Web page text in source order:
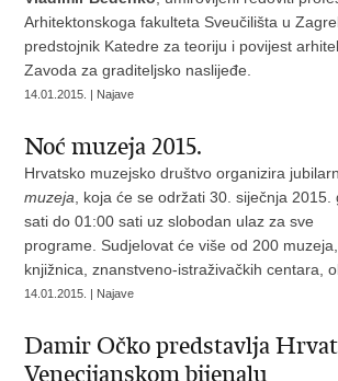
Arhitektonskoga fakulteta Sveučilišta u
predstojnik Katedre za teoriju i povijest
Zavoda za graditeljsko naslijeđe.
14.01.2015. | Najave
Noć muzeja 2015.
Hrvatsko muzejsko društvo organizira
muzeja , koja će se održati 30. siječnja
sati do 01:00 sati uz slobodan ulaz za sve
programe. Sudjelovat će više od 200
knjižnica, znanstveno-istraživačkih centara,
14.01.2015. | Najave
Damir Očko predstavlja
Venecijanskom bijenalu